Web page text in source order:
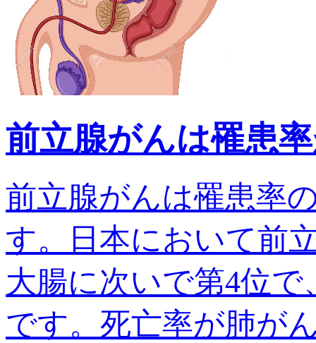
前立腺がんは罹患
前立腺がんは罹患率
す。日本において前
大腸に次いで第4位で
です。死亡率が肺が